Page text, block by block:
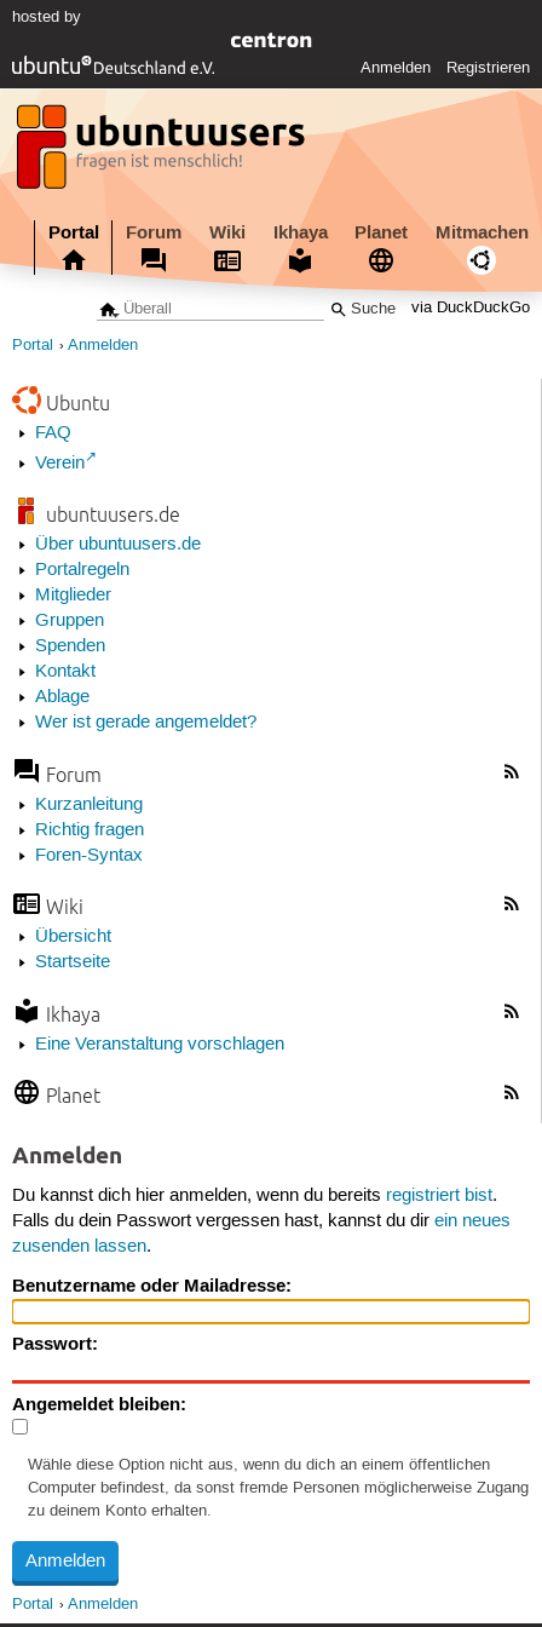
hosted by
Anmelden Registrieren
Portal Forum Wiki Ikhaya Planet Mitmachen
via DuckDuckGo
Portal Anmelden
Ubuntu
FAQ
Verein
ubuntuusers.de
Über ubuntuusers.de
Portalregeln
Mitglieder
Gruppen
Spenden
Kontakt
Ablage
Wer ist gerade angemeldet?
Forum
Kurzanleitung
Richtig fragen
Foren-Syntax
Wiki
Übersicht
Startseite
Ikhaya
Eine Veranstaltung vorschlagen
Planet
Anmelden
Du kannst dich hier anmelden, wenn du bereits registriert bist.
Falls du dein Passwort vergessen hast, kannst du dir ein neues
zusenden lassen.
Benutzername oder Mailadresse:
Passwort:
Angemeldet bleiben:
Wähle diese Option nicht aus, wenn du dich an einem öffentlichen
Computer befindest, da sonst fremde Personen möglicherweise Zugang
zu deinem Konto erhalten.
Portal Anmelden